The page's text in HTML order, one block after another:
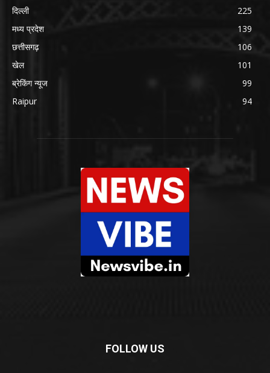
दिल्ली
225
मध्य प्रदेश
139
छत्तीसगढ़
106
खेल
101
ब्रेकिंग न्यूज
99
Raipur
94
FOLLOW US